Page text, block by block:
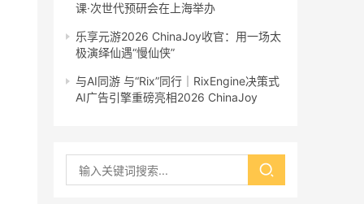
课·次世代预研会在上海举办
乐享元游2026 ChinaJoy收官：用一场太
极演绎仙遇“慢仙侠”
与AI同游 与“Rix”同行｜RixEngine决策式
AI广告引擎重磅亮相2026 ChinaJoy